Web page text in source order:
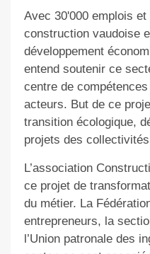
Avec 30'000 emplois
construction vaudoise
développement
entend soutenir ce
centre de
acteurs. But de ce
transition écologique,
projets des
L’association
ce projet de
du métier. La
entrepreneurs, la
l’Union patronale des